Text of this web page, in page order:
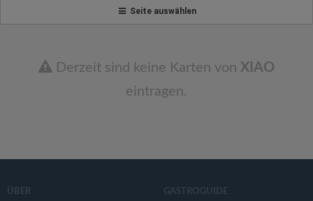
Seite auswählen
Derzeit sind keine Karten von XIAO
eintragen.
ÜBER GASTROGUIDE